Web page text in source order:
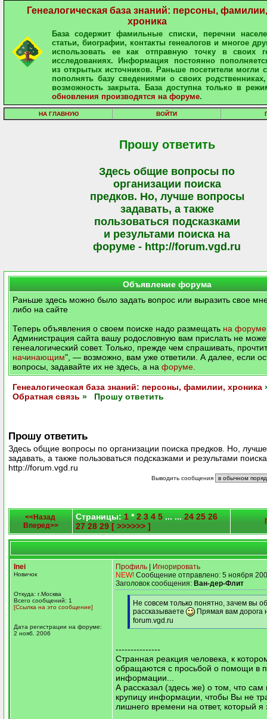
Генеалогическая база знаний: персоны, фамилии,
хроника
База содержит фамильные списки, перечни
статьи, биографии, контакты генеалогов и многое
использовать ее как отправную точку в своих
исследованиях. Информация постоянно
из открытых источников. Раньше посетители могли
пополнять базу сведениями о своих
возможность закрыта. База доступна только в
обновления производятся на форуме.
НА ГЛАВНУЮ ВОЙТИ
Прошу ответить
Здесь общие вопросы по
организации поиска
предков. Но, лучше вопросы
задавать, а также
пользоваться подсказками
и результами поиска на
форуме - http://forum.vgd.ru
Объявление форума
Раньше здесь можно было задать вопрос или выразить свое
либо на сайте
Теперь объявления о своем поиске надо размещать на форуме
Администрация сайта вашу родословную вам прислать не
генеалогический совет. Только, прежде чем спрашивать,
начинающим", — возможно, вам уже ответили. А далее, если
вопросы, задавайте их не здесь, а на форуме
Генеалогическая база знаний: персоны, фамилии, хроника
Обратная связь » Прошу ответить
Прошу ответить
Здесь общие вопросы по организации поиска предков. Но,
задавать, а также пользоваться подсказками и результами
http://forum.vgd.ru
Выводить сообщения
<<Назад
Вперед>>
Страницы: 1 *2 3 4 5 ... ... 24 25 26
27 28 29 [ >>>>>> ]
Inei
Новичок
Откуда: г.Москва
Всего сообщений: 1
[Ссылка на это сообщение]
Дата регистрации на форуме:
2 нояб. 2006
Профиль
Игнорировать
NEW! Сообщение отправлено: 5 ноября
Заголовок сообщения: Ван-дер-Флит
[q]
Не совсем только понятно, зачем вы
рассказываете
Прямая вам дорога
forum.vgd.ru
[/q]
---------------
Странная реакция человека, к
обращаются с просьбой о помощи в
информации...
А рассказал (здесь же) о том, что
крупицу информации, чтобы Вы не
лишнего времени на ответ, который я